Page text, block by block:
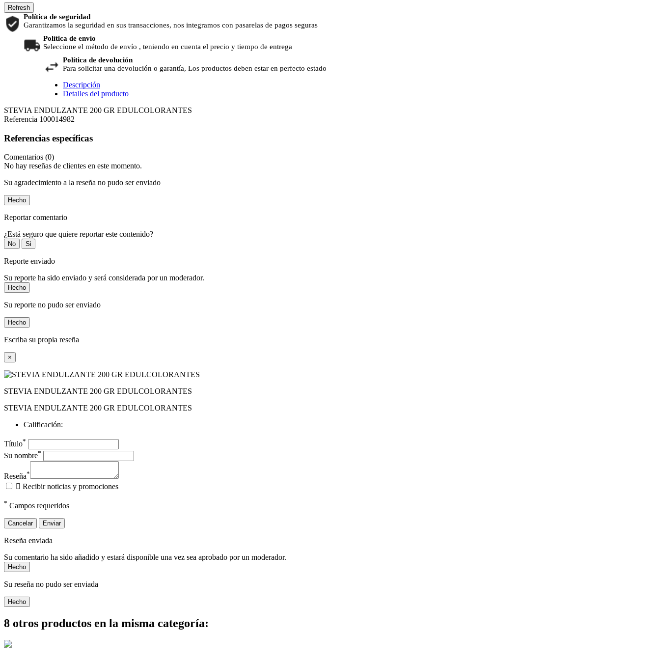
Política de seguridad
Garantizamos la seguridad en sus transacciones, nos integramos con pasarelas de pagos seguras
Política de envío
Seleccione el método de envío , teniendo en cuenta el precio y tiempo de entrega
Política de devolución
Para solicitar una devolución o garantía, Los productos deben estar en perfecto estado
Descripción
Detalles del producto
STEVIA ENDULZANTE 200 GR EDULCOLORANTES
Referencia 100014982
Referencias específicas
Comentarios (0)
No hay reseñas de clientes en este momento.
Su agradecimiento a la reseña no pudo ser enviado
Hecho
Reportar comentario
¿Está seguro que quiere reportar este contenido?
No Si
Reporte enviado
Su reporte ha sido enviado y será considerada por un moderador.
Hecho
Su reporte no pudo ser enviado
Hecho
Escriba su propia reseña
×
STEVIA ENDULZANTE 200 GR EDULCOLORANTES
STEVIA ENDULZANTE 200 GR EDULCOLORANTES
Calificación:
Título*
Su nombre*
Reseña*
 Recibir noticias y promociones
* Campos requeridos
Cancelar Enviar
Reseña enviada
Su comentario ha sido añadido y estará disponible una vez sea aprobado por un moderador.
Hecho
Su reseña no pudo ser enviada
Hecho
8 otros productos en la misma categoría: